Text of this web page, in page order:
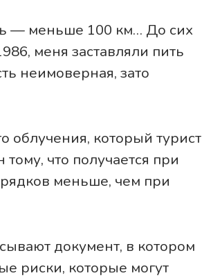
— меньше 100 км… До сих
меня заставляли пить
неимоверная, зато
облучения, который турист
что получается при
меньше, чем при
документ, в котором
риски, которые могут